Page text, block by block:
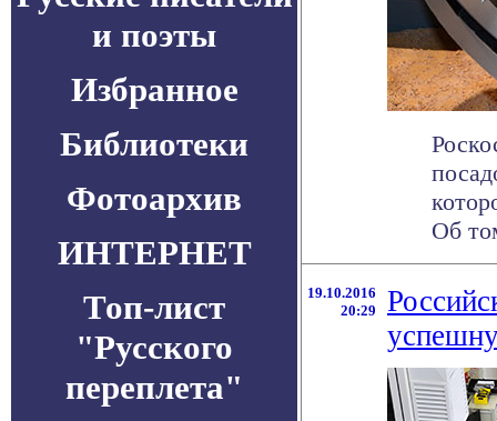
и поэты
Избранное
Библиотеки
Фотоархив
ИНТЕРНЕТ
Топ-лист
"Русского
переплета"
Об
19.10.2016
20:29